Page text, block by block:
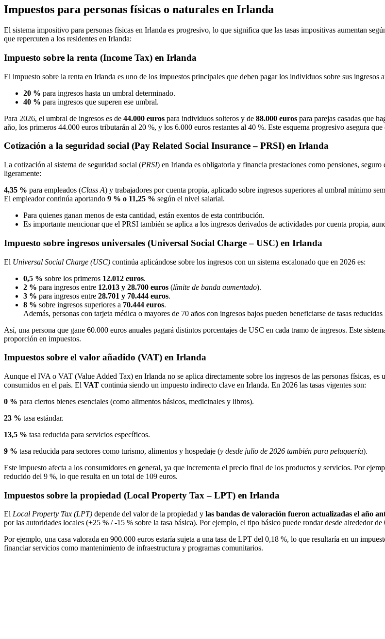
Impuestos para personas físicas o naturales en Irlanda
El sistema impositivo para personas físicas en Irlanda es progresivo, lo que significa que las tasas impositivas aumentan
que repercuten a los residentes en Irlanda:
Impuesto sobre la renta (Income Tax) en Irlanda
El impuesto sobre la renta en Irlanda es uno de los impuestos principales que deben pagar los individuos sobre sus ingresos
20 % para ingresos hasta un umbral determinado.
40 % para ingresos que superen ese umbral.
Para 2026, el umbral de ingresos es de 44.000 euros para individuos solteros y de 88.000 euros para parejas casadas que
año, los primeros 44.000 euros tributarán al 20 %, y los 6.000 euros restantes al 40 %. Este esquema progresivo asegura
Cotización a la seguridad social (Pay Related Social Insurance – PRSI) en Irlanda
La cotización al sistema de seguridad social (PRSI) en Irlanda es obligatoria y financia prestaciones como pensiones, seguro
ligeramente:
4,35 % para empleados (Class A) y trabajadores por cuenta propia, aplicado sobre ingresos superiores al umbral mínimo
El empleador continúa aportando 9 % o 11,25 % según el nivel salarial.
Para quienes ganan menos de esta cantidad, están exentos de esta contribución.
Es importante mencionar que el PRSI también se aplica a los ingresos derivados de actividades por cuenta propia,
Impuesto sobre ingresos universales (Universal Social Charge – USC) en Irlanda
El Universal Social Charge (USC) continúa aplicándose sobre los ingresos con un sistema escalonado que en 2026 es:
0,5 % sobre los primeros 12.012 euros.
2 % para ingresos entre 12.013 y 28.700 euros (límite de banda aumentado).
3 % para ingresos entre 28.701 y 70.444 euros.
8 % sobre ingresos superiores a 70.444 euros.
Además, personas con tarjeta médica o mayores de 70 años con ingresos bajos pueden beneficiarse de tasas reducidas
Así, una persona que gane 60.000 euros anuales pagará distintos porcentajes de USC en cada tramo de ingresos. Este
proporción en impuestos.
Impuestos sobre el valor añadido (VAT) en Irlanda
Aunque el IVA o VAT (Value Added Tax) en Irlanda no se aplica directamente sobre los ingresos de las personas físicas,
consumidos en el país. El VAT continúa siendo un impuesto indirecto clave en Irlanda. En 2026 las tasas vigentes son:
0 % para ciertos bienes esenciales (como alimentos básicos, medicinales y libros).
23 % tasa estándar.
13,5 % tasa reducida para servicios específicos.
9 % tasa reducida para sectores como turismo, alimentos y hospedaje (y desde julio de 2026 también para peluquería).
Este impuesto afecta a los consumidores en general, ya que incrementa el precio final de los productos y servicios. Por
reducido del 9 %, lo que resulta en un total de 109 euros.
Impuestos sobre la propiedad (Local Property Tax – LPT) en Irlanda
El Local Property Tax (LPT) depende del valor de la propiedad y las bandas de valoración fueron actualizadas el año
por las autoridades locales (+25 % / -15 % sobre la tasa básica). Por ejemplo, el tipo básico puede rondar desde alrededor de
Por ejemplo, una casa valorada en 900.000 euros estaría sujeta a una tasa de LPT del 0,18 %, lo que resultaría en un
financiar servicios como mantenimiento de infraestructura y programas comunitarios.